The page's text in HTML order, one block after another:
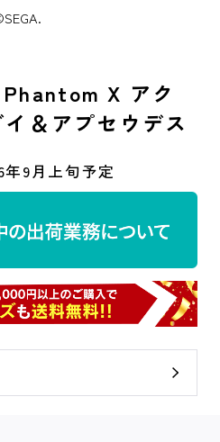
X アク
＆アプセウデス
年9月上旬予定